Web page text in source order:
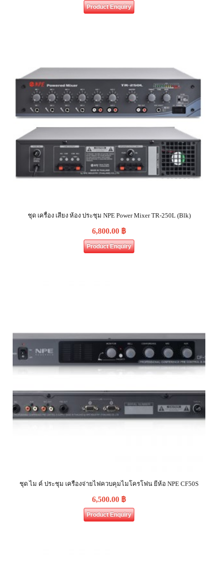
Product Enquiry
ชุด เครื่อง เสียง ห้อง ประชุม NPE Power Mixer TR-250L (Blk)
6,800.00 ฿
Product Enquiry
ชุด ไม ค์ ประชุม เครืองจ่ายไฟควบคุมไมโครโฟน ยีห้อ NPE CF50S
6,500.00 ฿
Product Enquiry